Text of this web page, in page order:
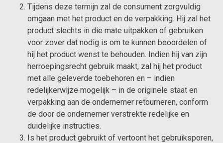
Tijdens deze termijn zal de consument zorgvuldig
omgaan met het product en de verpakking. Hij zal het
product slechts in die mate uitpakken of gebruiken
voor zover dat nodig is om te kunnen beoordelen of
hij het product wenst te behouden. Indien hij van zijn
herroepingsrecht gebruik maakt, zal hij het product
met alle geleverde toebehoren en – indien
redelijkerwijze mogelijk – in de originele staat en
verpakking aan de ondernemer retourneren, conform
de door de ondernemer verstrekte redelijke en
duidelijke instructies.
Is het product gebruikt of vertoont het gebruiksporen,